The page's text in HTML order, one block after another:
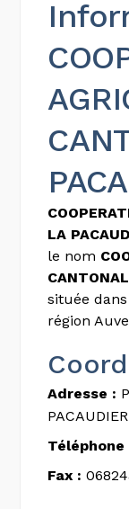
LA
le nom
située
région
Adresse :
Téléphone
Fax :